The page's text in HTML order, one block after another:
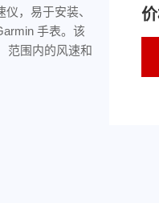
，易于安装、
手表。该
范围内的风速和